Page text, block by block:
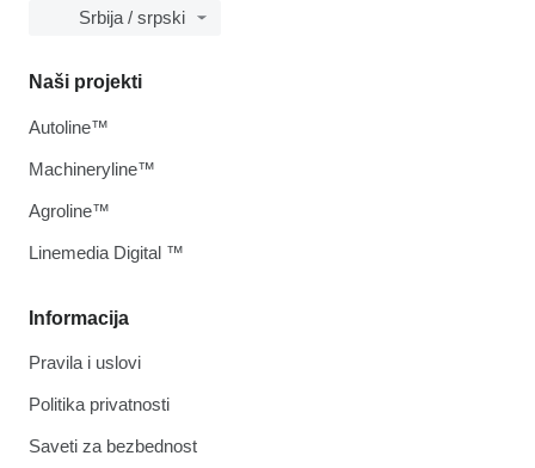
Srbija / srpski
Informacija
Pravila i uslovi
Politika privatnosti
Saveti za bezbednost
Naši projekti
Autoline™
Machineryline™
Agroline™
Linemedia Digital ™